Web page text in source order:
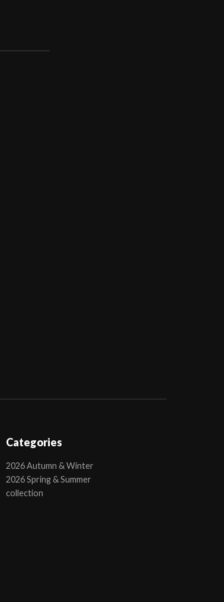
Categories
2026 Autumn & Winter
2026 Spring & Summer
collection